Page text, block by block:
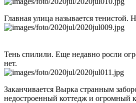
Главная улица называется тенистой.
Тень спилили. Еще недавно росли
нет.
Заканчивается Вырка странным
недостроенный коттедж и огромный